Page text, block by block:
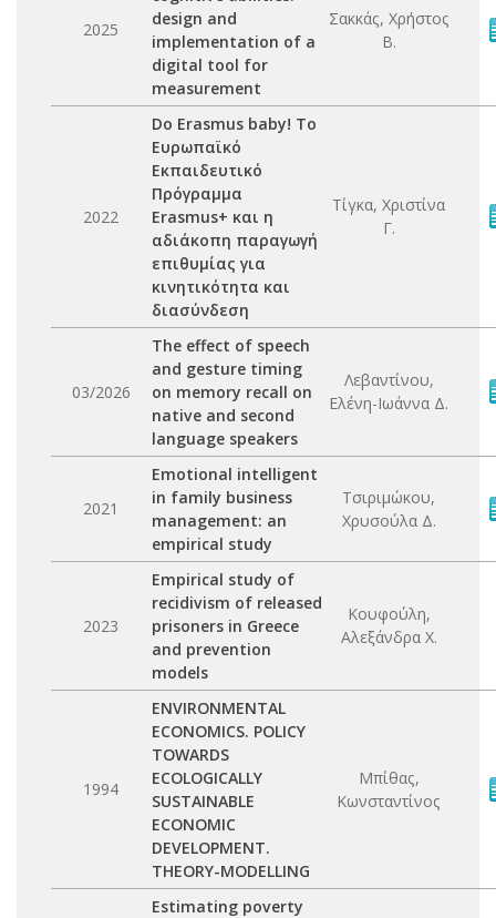
2025
design and
implementation of a
digital tool for
measurement
Σακκάς, Χρήστος
Β.
2022
Do Erasmus baby! Το
Ευρωπαϊκό
Εκπαιδευτικό
Πρόγραμμα
Erasmus+ και η
αδιάκοπη παραγωγή
επιθυμίας για
κινητικότητα και
διασύνδεση
Τίγκα, Χριστίνα
Γ.
03/2026
The effect of speech
and gesture timing
on memory recall on
native and second
language speakers
Λεβαντίνου,
Ελένη-Ιωάννα Δ.
2021
Emotional intelligent
in family business
management: an
empirical study
Τσιριμώκου,
Χρυσούλα Δ.
2023
Empirical study of
recidivism of released
prisoners in Greece
and prevention
models
Κουφούλη,
Αλεξάνδρα Χ.
1994
ENVIRONMENTAL
ECONOMICS. POLICY
TOWARDS
ECOLOGICALLY
SUSTAINABLE
ECONOMIC
DEVELOPMENT.
THEORY-MODELLING
Μπίθας,
Κωνσταντίνος
Estimating poverty